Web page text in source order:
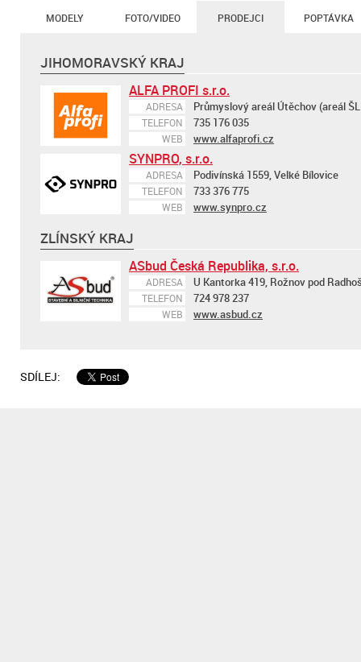
MODELY FOTO/VIDEO PRODEJCI POPTÁVKA
JIHOMORAVSKÝ KRAJ
ALFA PROFI s.r.o.
ADRESA Průmyslový areál Útěchov (areál
TELEFON 735 176 035
WEB www.alfaprofi.cz
SYNPRO, s.r.o.
ADRESA Podivínská 1559, Velké Bílovice
TELEFON 733 376 775
WEB www.synpro.cz
ZLÍNSKÝ KRAJ
ASbud Česká Republika, s.r.o.
ADRESA U Kantorka 419, Rožnov pod
TELEFON 724 978 237
WEB www.asbud.cz
SDÍLEJ: